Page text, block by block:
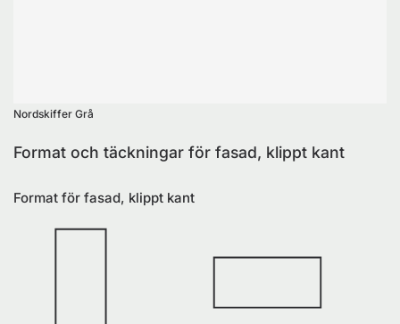
Nordskiffer Grå
Format och täckningar för fasad, klippt kant
Format för fasad, klippt kant